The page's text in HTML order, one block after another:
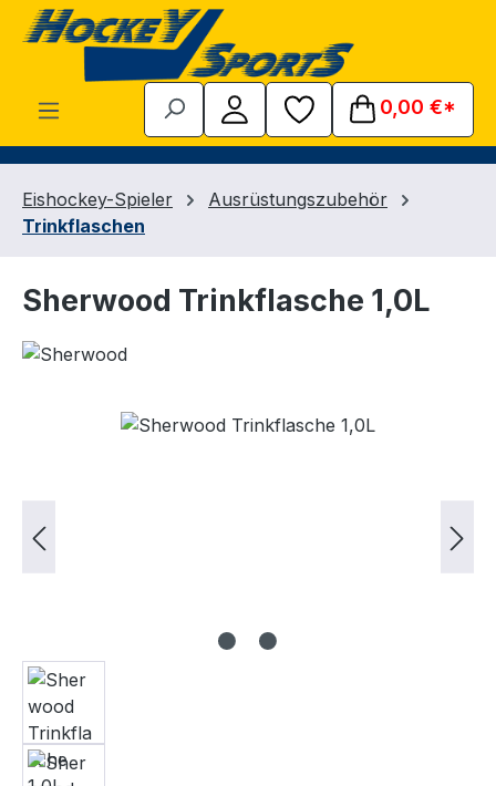
Zum Hauptinhalt springen
0,00 €*
Eishockey-Spieler
Ausrüstungszubehör
Trinkflaschen
Sherwood Trinkflasche 1,0L
Bildergalerie überspringen